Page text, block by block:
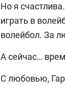
Но я
играть в
волейбол. За
А сейчас…
С любовью,